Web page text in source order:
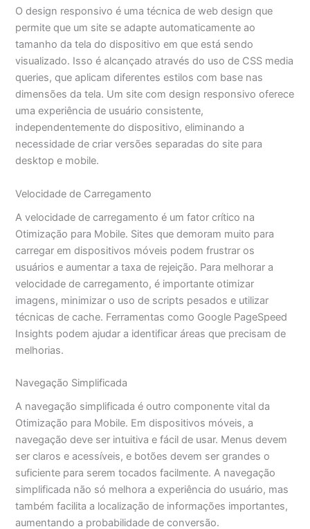
O design responsivo é uma técnica de web design que
permite que um site se adapte automaticamente ao
tamanho da tela do dispositivo em que está sendo
visualizado. Isso é alcançado através do uso de CSS media
queries, que aplicam diferentes estilos com base nas
dimensões da tela. Um site com design responsivo oferece
uma experiência de usuário consistente,
independentemente do dispositivo, eliminando a
necessidade de criar versões separadas do site para
desktop e mobile.
Velocidade de Carregamento
A velocidade de carregamento é um fator crítico na
Otimização para Mobile. Sites que demoram muito para
carregar em dispositivos móveis podem frustrar os
usuários e aumentar a taxa de rejeição. Para melhorar a
velocidade de carregamento, é importante otimizar
imagens, minimizar o uso de scripts pesados e utilizar
técnicas de cache. Ferramentas como Google PageSpeed
Insights podem ajudar a identificar áreas que precisam de
melhorias.
Navegação Simplificada
A navegação simplificada é outro componente vital da
Otimização para Mobile. Em dispositivos móveis, a
navegação deve ser intuitiva e fácil de usar. Menus devem
ser claros e acessíveis, e botões devem ser grandes o
suficiente para serem tocados facilmente. A navegação
simplificada não só melhora a experiência do usuário, mas
também facilita a localização de informações importantes,
aumentando a probabilidade de conversão.